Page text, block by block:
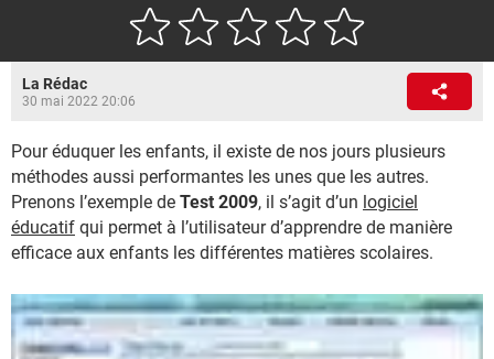
La Rédac
30 mai 2022 20:06
Pour éduquer les enfants, il existe de nos jours plusieurs
méthodes aussi performantes les unes que les autres.
Prenons l’exemple de Test 2009, il s’agit d’un logiciel
éducatif qui permet à l’utilisateur d’apprendre de manière
efficace aux enfants les différentes matières scolaires.